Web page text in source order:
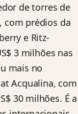
de torres de
com prédios da
e Ritz-
3 milhões nas
mais no
Acqualina, com
30 milhões. É a